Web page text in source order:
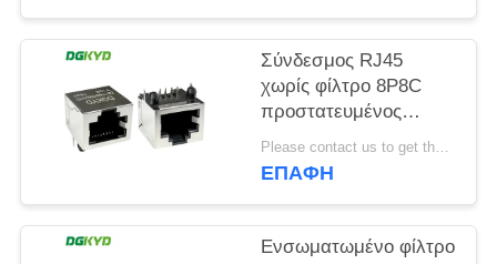
Σύνδεσμος RJ45
χωρίς φίλτρο 8P8C
προστατευμένος
σύνδεσμος
DGKYD561188GWA1DY128
Please contact us to get the latest price. MOQ:1 Τεμάχιο
ΕΠΑΦΉ
Ενσωματωμένο φίλτρο